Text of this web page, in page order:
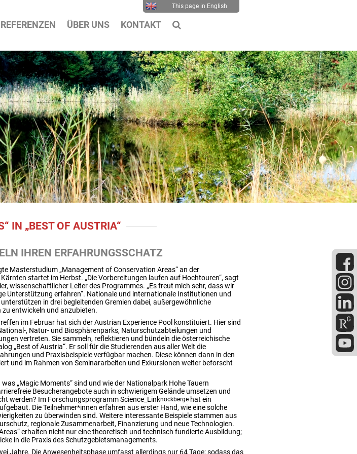
This page in English
REFERENZEN ÜBER UNS KONTAKT
IN „BEST OF AUSTRIA“
IHREN ERFAHRUNGSSCHATZ
Masterstudium „Management of Conservation Areas“ an der
startet im Herbst. „Die Vorbereitungen laufen auf Hochtouren“, sagt
wissenschaftlicher Leiter des Programmes. „Es freut mich sehr, dass wir
Unterstützung erfahren“. Nationale und internationale Institutionen und
in drei begleitenden Gremien dabei, außergewöhnliche
entwickeln und anzubieten.
im Februar hat sich der Austrian Experience Pool konstituiert. Hier sind
, Natur- und Biosphärenparks, Naturschutzabteilungen und
vertreten. Sie sammeln, reflektieren und bündeln die österreichische
„Best of Austria“. Er soll für die Studierenden aus aller Welt die
und Praxisbeispiele verfügbar machen. Diese können dann in den
und im Rahmen von Seminararbeiten und Exkursionen weiter beforscht
„Magic Moments“ sind und wie der Nationalpark Hohe Tauern
Besucherangebote auch in schwierigem Gelände umsetzen und
werden? Im Forschungsprogramm Science_Linknockberge hat ein
Die Teilnehmer*innen erfahren aus erster Hand, wie eine solche
zu überwinden sind. Weitere interessante Beispiele stammen aus
regionale Zusammenarbeit, Finanzierung und neue Technologien.
erhalten nicht nur eine theoretisch und technisch fundierte Ausbildung;
in die Praxis des Schutzgebietsmanagements.
Jahre. Die Anwesenheitsphase umfasst allerdings nur 64 Tage; sodass das